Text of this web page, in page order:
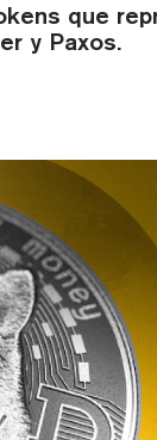
que
y Paxos.